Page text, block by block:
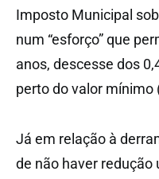
Imposto Municipal
num “esforço” que
anos, descesse dos
perto do valor mínimo
Já em relação à
de não haver redução